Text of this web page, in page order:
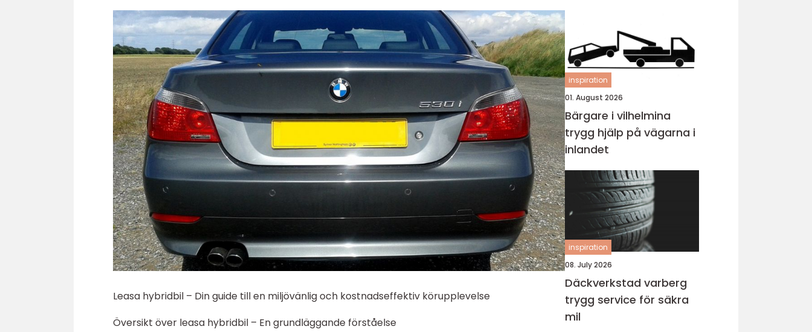
Leasa hybridbil – Din guide till en miljövänlig och kostnadseffektiv körupplevelse
Översikt över leasa hybridbil – En grundläggande förståelse
inspiration
01. August 2026
Bärgare i vilhelmina
trygg hjälp på vägarna i
inlandet
inspiration
08. July 2026
Däckverkstad varberg
trygg service för säkra
mil